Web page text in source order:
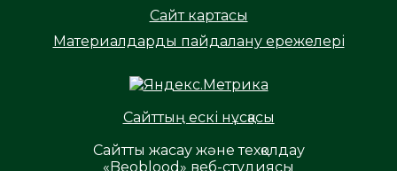
Сайт картасы
Материалдарды пайдалану ережелері
Сайттың ескі нұсқасы
Сайтты жасау және техқолдау
«Beoblood» веб-студиясы